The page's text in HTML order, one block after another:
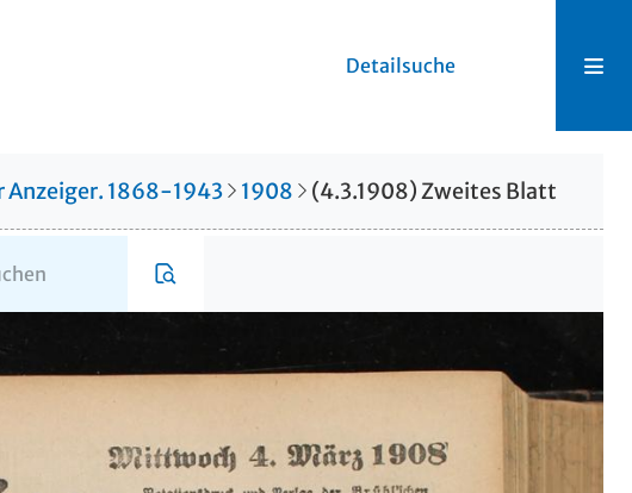
Detailsuche
Anzeiger. 1868-1943 1908 (4.3.1908) Zweites Blatt